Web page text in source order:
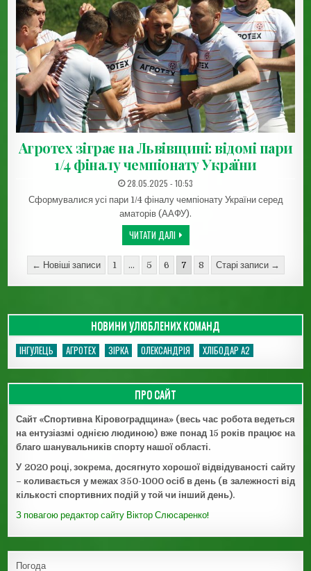
Агротех зіграє на Львівщині: відомі пари
1/4 фіналу чемпіонату України
ДАТА ЗАПИСИ:
28.05.2025 - 10:53
Сформувалися усі пари 1/4 фіналу чемпіонату України серед
аматорів (ААФУ).
ЧИТАТИ ДАЛІАГРОТЕХ ЗІГРАЄ НА ЛЬВІВЩИНІ:
Пагінація записів
← Новіші записи 1 … 5 6 7 8 Старі записи →
НОВИНИ УЛЮБЛЕНИХ КОМАНД
ІНГУЛЕЦЬ АГРОТЕХ ЗІРКА ОЛЕКСАНДРІЯ ХЛІБОДАР А2
ПРО САЙТ
Сайт «Спортивна Кіровоградщина» (весь час робота ведеться
на ентузіазмі однією людиною) вже понад 15 років працює на
благо шанувальників спорту нашої області.
У 2020 році, зокрема, досягнуто хорошої відвідуваності сайту
– коливається у межах 350-1000 осіб в день (в залежності від
кількості спортивних подій у той чи інший день).
З повагою редактор сайту Віктор Слюсаренко!
Погода